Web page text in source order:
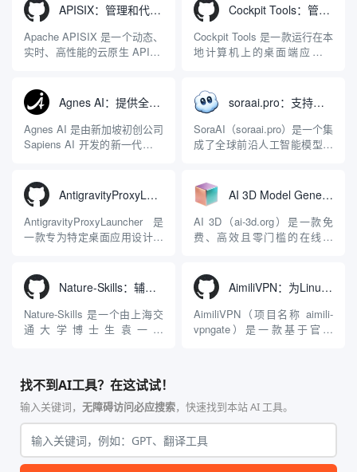
APISIX：管理和代理API及大模型流量的高性能网关
Apache APISIX 是一个动态、
实时、高性能的云原生 API 网
LuaJIT 构建，并在 2019 年作
为顶级开源项目捐赠给
Apache 软件基金会。APISIX
彻底摒...
Cockpit Tools：管理多个AI编程IDE账号与配置多开独立实例的本地桌面应用
Cockpit Tools 是一款运行在本
地计算机上的桌面端应用程
程助手的账号与运行环境而设
计。它目前支持包括
Antigravity IDE、Codex、
GitHub Copilo...
Agnes AI：提供全模态模型免费API、支持图文视频生成与复杂工程执行的智能体平台
Agnes AI 是由新加坡初创公司
Sapiens AI 开发的新一代多模
限制，提供集文本、图像、视
频生成于一体的“全模态”大模
型能力。平台的核心产品矩阵
包括主打自动化工作流的
soraai.pro：支持多模型文字转视频和图像生成的在线创作工具
SoraAI（soraai.pro）是一个集
成了全球前沿人工智能模型的
者、营销人员及广大用户提供
一站式、开箱即用的视觉内容
生成解决方案。网站的核心优
势在于其强大的多模型聚合能
AntigravityProxyLauncher：免TUN全局代理使用Antigravity IDE
AntigravityProxyLauncher 是
一款专为特定桌面应用设计的
Windows 平台。当用户使用桌
面版 Gemini 客户端或
Antigravity IDE ...
AI 3D Model Generator：通过文本和图像快速生成3D模型的在线工具
AI 3D（ai-3d.org）是一款免
费、高效且零门槛的在线AI
动Seed 3D两大行业领先的AI
模型架构，致力于帮助用户无
需掌握复杂的3D拓扑知识或昂
贵的专业软件，即可在...
Nature-Skills：辅助撰写学术论文和绘制科研图表的智能体插件
Nature-Skills 是一个由上海交
通大学博士生袁一哲
合，专为顶级学术期刊（如
Nature、Science、Cell 等）
的论文撰写与发表流程设计。
该工具集以智能体插...
AimiliVPN：为Linux提供纯净出站家庭IP的VPN代理网关
AimiliVPN（项目名称 aimili-
vpngate）是一款基于官方
纯 Python 标准库编写，用户
无需安装...
找不到AI工具？在这试试！
输入关键词， 无障碍访问必应搜索，快速找到本站 AI 工具。